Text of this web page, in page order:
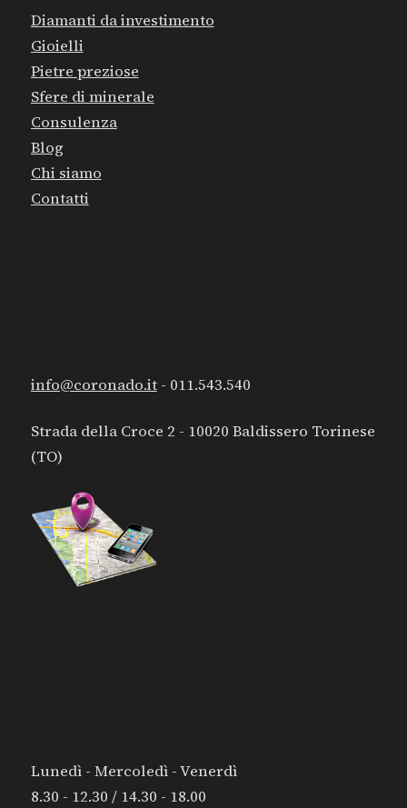
Strada della Croce 2 - 10020 Baldissero Torinese
(TO)
Lunedì - Mercoledì - Venerdì
Martedì - Giovedì
Sabato e Domenica: chiuso
Si riceve su appuntamento